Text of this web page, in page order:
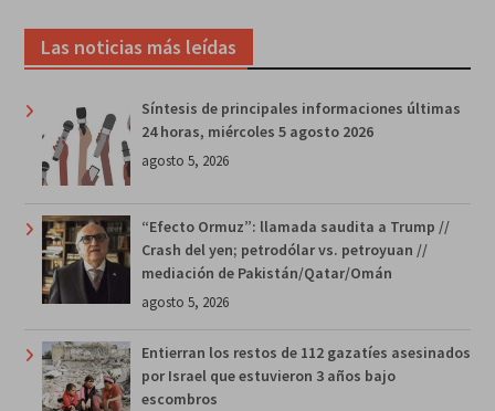
Las noticias más leídas
Síntesis de principales informaciones últimas
24 horas, miércoles 5 agosto 2026
agosto 5, 2026
“Efecto Ormuz”: llamada saudita a Trump //
Crash del yen; petrodólar vs. petroyuan //
mediación de Pakistán/Qatar/Omán
agosto 5, 2026
Entierran los restos de 112 gazatíes asesinados
por Israel que estuvieron 3 años bajo
escombros